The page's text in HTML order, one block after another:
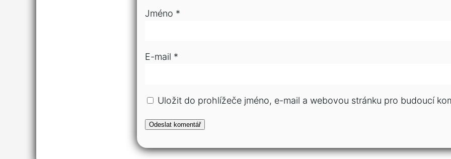
Jméno *
E-mail *
Uložit do prohlížeče jméno, e-mail a webovou stránku pro budoucí